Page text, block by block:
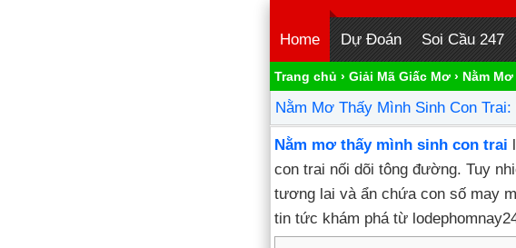
Home Dự Đoán Soi Cầu 247
Trang chủ › Giải Mã Giấc Mơ › Nằm
Nằm Mơ Thấy Mình Sinh Con
Nằm mơ thấy mình sinh con trai
con trai nối dõi tông đường. Tuy
tương lai và ẩn chứa con số may
tin tức khám phá từ